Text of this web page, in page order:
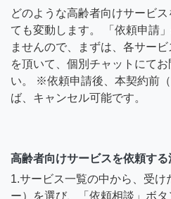
どのような高齢者向けサービ
ても変動します。 「依頼申請
ませんので、まずは、各サービ
を頂いて、個別チャットにて
い。 ※依頼申請後、本契約前
ば、キャンセル可能です。
高齢者向けサービスを依頼する
1.サービス一覧の中から、受け
ー）を選び、「依頼相談」ボ